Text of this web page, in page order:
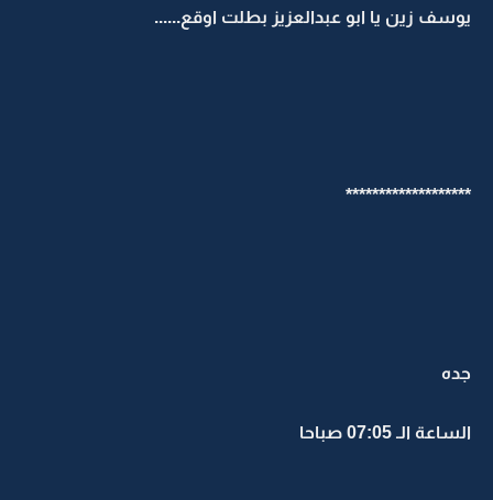
يوسف زين يا ابو عبدالعزيز بطلت اوقع......
*******************
جده
الساعة الـ 07:05 صباحا